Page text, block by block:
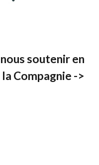
soutenir en
Compagnie ->